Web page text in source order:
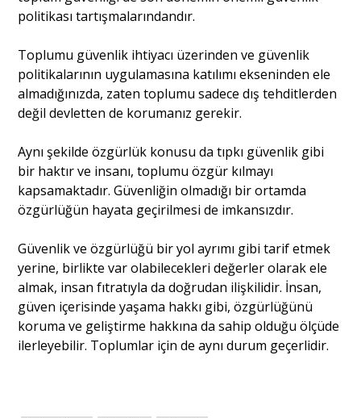
Dosya Haber
Ankara Analiz
Sağlık
politikası tartışmalarındandır.
Toplumu güvenlik ihtiyacı üzerinden ve güvenlik
politikalarının uygulamasına katılımı ekseninden ele
almadığınızda, zaten toplumu sadece dış tehditlerden
değil devletten de korumanız gerekir.
Aynı şekilde özgürlük konusu da tıpkı güvenlik gibi
bir haktır ve insanı, toplumu özgür kılmayı
kapsamaktadır. Güvenliğin olmadığı bir ortamda
özgürlüğün hayata geçirilmesi de imkansızdır.
Güvenlik ve özgürlüğü bir yol ayrımı gibi tarif etmek
yerine, birlikte var olabilecekleri değerler olarak ele
almak, insan fıtratıyla da doğrudan ilişkilidir. İnsan,
güven içerisinde yaşama hakkı gibi, özgürlüğünü
koruma ve geliştirme hakkına da sahip olduğu ölçüde
ilerleyebilir. Toplumlar için de aynı durum geçerlidir.